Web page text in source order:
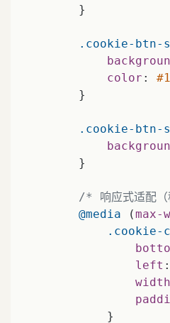
        }
.cookie-btn-
color :
        }
.cookie-btn-
        }
/* 响应式适配
@media (max-
.cookie-
left
width
            }